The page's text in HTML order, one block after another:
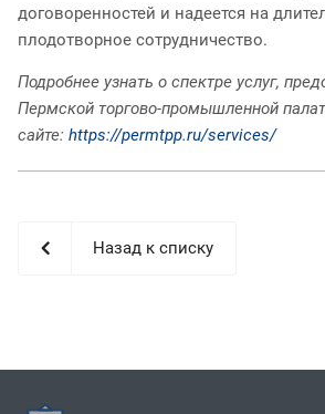
договоренностей и надеется на
плодотворное сотрудничество.
Подробнее узнать о спектре услуг,
Пермской торгово-промышленной
сайте: https://permtpp.ru/services/
Назад к списку